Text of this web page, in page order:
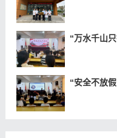
“万水千山
“安全不放